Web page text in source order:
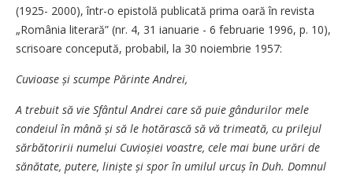
(1925- 2000), într-o epistolă publicată prima oară în revista
„România literară” (nr. 4, 31 ianuarie - 6 februarie 1996, p. 10),
scrisoare concepută, probabil, la 30 noiembrie 1957:
Cuvioase și scumpe Părinte Andrei,
A trebuit să vie Sfântul Andrei care să puie gândurilor mele
condeiul în mână și să le hotărască să vă trimeată, cu prilejul
sărbătoririi numelui Cuvioșiei voastre, cele mai bune urări de
sănătate, putere, liniște și spor în umilul urcuș în Duh. Domnul